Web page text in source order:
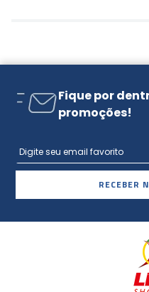
Fique por
promoções!
RECEBER